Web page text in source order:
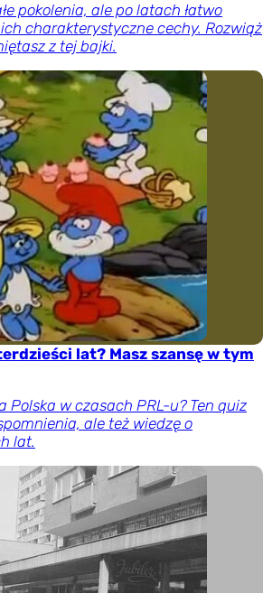
pokolenia, ale po latach łatwo
charakterystyczne cechy. Rozwiąż
z tej bajki.
lat? Masz szansę w tym
Polska w czasach PRL-u? Ten quiz
ale też wiedzę o
lat.